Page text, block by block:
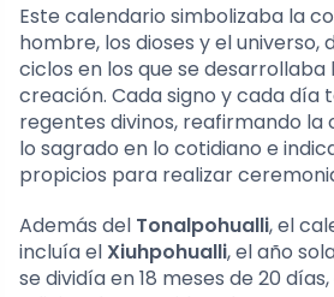
Este calendario simbolizaba la
hombre, los dioses y el universo,
ciclos en los que se desarrollaba
creación. Cada signo y cada día
regentes divinos, reafirmando la
lo sagrado en lo cotidiano e
propicios para realizar
Además del Tonalpohualli, el
incluía el Xiuhpohualli, el año
se dividía en 18 meses de 20